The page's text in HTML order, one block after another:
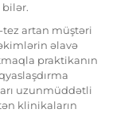
bilər.
tez artan müştəri
əlavə
praktikanın
uzunmüddətli
klinikaların